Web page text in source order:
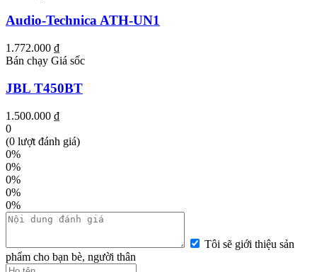
Audio-Technica ATH-UN1
1.772.000 ₫
Bán chạy Giá sốc
JBL T450BT
1.500.000 ₫
0
(0 lượt đánh giá)
0%
0%
0%
0%
0%
Tôi sẽ giới thiệu sản
phẩm cho bạn bè, người thân